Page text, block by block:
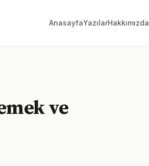
AnasayfaYazılarHakkımızda
ve